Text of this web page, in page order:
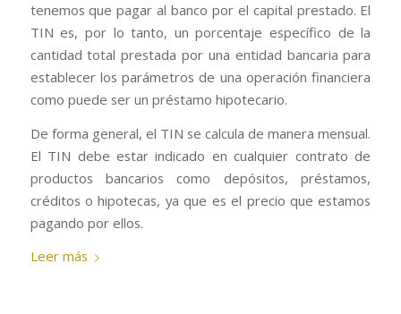
tenemos que pagar al banco por el capital prestado. El
TIN es, por lo tanto, un porcentaje específico de la
cantidad total prestada por una entidad bancaria para
establecer los parámetros de una operación financiera
como puede ser un préstamo hipotecario.
De forma general, el TIN se calcula de manera mensual.
El TIN debe estar indicado en cualquier contrato de
productos bancarios como depósitos, préstamos,
créditos o hipotecas, ya que es el precio que estamos
pagando por ellos.
Leer más